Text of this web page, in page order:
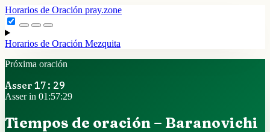
Horarios de Oración pray.zone
Horarios de Oración Mezquita
Próxima oración
Asser 17:29
Asser in 01:57:29
Tiempos de oración – Baranovichi